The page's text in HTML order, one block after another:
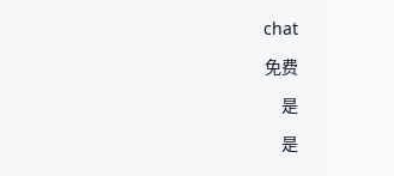
chat
免费
是
是